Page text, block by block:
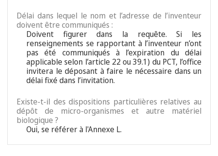
Délai dans lequel le nom et l’adresse de l’inventeur
doivent être communiqués :
Doivent figurer dans la requête. Si les
renseignements se rapportant à l’inventeur n’ont
pas été communiqués à l’expiration du délai
applicable selon l’article 22 ou 39.1) du PCT, l’office
invitera le déposant à faire le nécessaire dans un
délai fixé dans l’invitation.
Existe-t-il des dispositions particulières relatives au
dépôt de micro-organismes et autre matériel
biologique ?
Oui, se référer à l'Annexe L.